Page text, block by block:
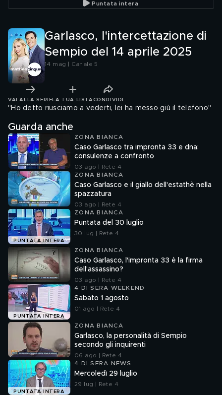
Puntata intera
Garlasco, l'intercettazione di
Sempio del 14 aprile 2025
14 mag | Canale 5
VAI ALLA SERIE LA TUA LISTA CONDIVIDI
"Ho detto riusciamo a vederti, lei ha messo giù il telefono"
Guarda anche
ZONA BIANCA
Caso Garlasco tra impronta 33 e dna:
consulenze a confronto
03 ago | Rete 4
ZONA BIANCA
Caso Garlasco e il giallo dell'estathè nella
spazzatura
03 ago | Rete 4
PUNTATA INTERA
ZONA BIANCA
Puntata del 30 luglio
30 lug | Rete 4
ZONA BIANCA
Caso Garlasco, l'impronta 33 è la firma
dell'assassino?
03 ago | Rete 4
PUNTATA INTERA
4 DI SERA WEEKEND
Sabato 1 agosto
01 ago | Rete 4
ZONA BIANCA
Garlasco, la personalità di Sempio
secondo gli inquirenti
06 ago | Rete 4
PUNTATA INTERA
4 DI SERA NEWS
Mercoledì 29 luglio
29 lug | Rete 4